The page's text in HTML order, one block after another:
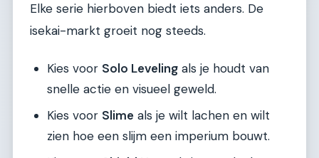
Elke serie hierboven biedt iets anders. De
isekai-markt groeit nog steeds.
Kies voor Solo Leveling als je houdt van
snelle actie en visueel geweld.
Kies voor Slime als je wilt lachen en wilt
zien hoe een slijm een imperium bouwt.